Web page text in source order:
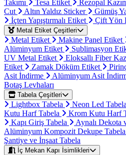
Takımı
Tesa Etiket Rezopal
Cut
Altın Yaldız Sticker Gümüş
İçten Yapıştırmalı Etiket
Çift Yön
Metal Etiket Çeşitleri
Metal Etiket Makine Panel Etiket
Alüminyum Etiket
Sublimasyon
UV Metal Etiket
Eloksallı Fiber
Etiket
Zamak Döküm Etiket
Asit İndirme
Alüminyum Asit
Botaş Levhaları
Tabela Çeşitleri
Lightbox Tabela Neon Led Tabela
Kutu Harf Tabela
Krom Kutu Harf
Kapı Giriş Tabela
Aynalı Dekota
Alüminyum Kompozit Dekupe Tabela
Şantiye ve İnşaat Tabela
İç Mekan Kapı İsimlikleri